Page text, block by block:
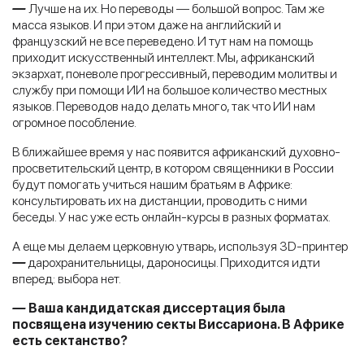
—Лучше на их. Но переводы — большой вопрос. Там же
масса языков. И при этом даже на английский и
французский не все переведено. И тут нам на помощь
приходит искусственный интеллект. Мы, африканский
экзархат, поневоле прогрессивный, переводим молитвы и
службу при помощи ИИ на большое количество местных
языков. Переводов надо делать много, так что ИИ нам
огромное пособление.
В ближайшее время у нас появится африканский духовно-
просветительский центр, в котором священники в России
будут помогать учиться нашим братьям в Африке:
консультировать их на дистанции, проводить с ними
беседы. У нас уже есть онлайн-курсы в разных форматах.
А еще мы делаем церковную утварь, используя 3D-принтер
—дарохранительницы, дароносицы. Приходится идти
вперед: выбора нет.
— Ваша кандидатская диссертация была
посвящена изучению секты Виссариона. В Африке
есть сектанство?